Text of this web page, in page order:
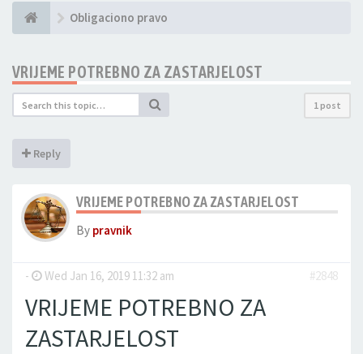
Obligaciono pravo
VRIJEME POTREBNO ZA ZASTARJELOST
1 post
Reply
VRIJEME POTREBNO ZA ZASTARJELOST
By pravnik
- Wed Jan 16, 2019 11:32 am #2848
VRIJEME POTREBNO ZA
ZASTARJELOST